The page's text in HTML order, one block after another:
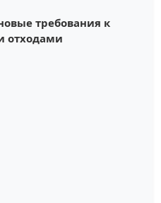
требования к
отходами